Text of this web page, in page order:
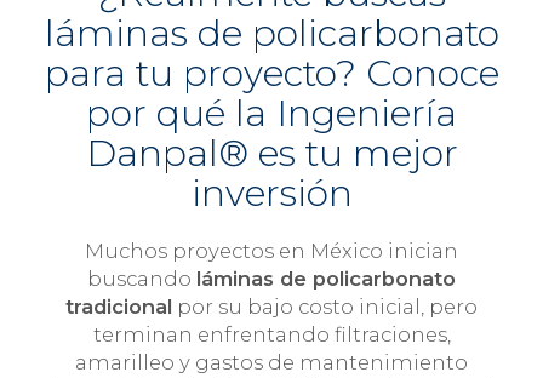
¿Realmente buscas
láminas de policarbonato
para tu proyecto? Conoce
por qué la Ingeniería
Danpal® es tu mejor
Muchos proyectos en México inician
buscandoláminas de policarbonato
tradicionalpor su bajo costo inicial, pero
terminan enfrentando filtraciones,